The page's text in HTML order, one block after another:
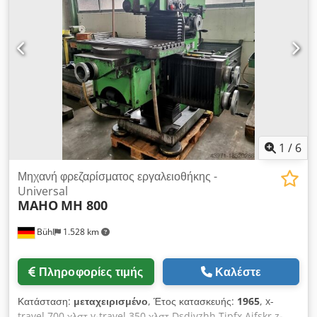
περίπου: 45° δεξιά / αριστερά Τροφοδοσία: X/Y: 12,5 - 830 +
Z: 5,2 - 260 mm/min Ταχεία τραβέρσα: X/Y: 2500 και Z: 1040
mm/min. Συνολική απαίτηση ισχύος: 10 kW Βάρος μηχανής
περίπου: 2000 kg Διαστάσεις μηχανής περίπου ΜxΠxΥ: 2,2 x
1,8 x 1,7 m Εξοπλισμός: 2x ρουλεμάν πάγκου Ø 55mm
Συσκευή ψύξης: αντλία και παροχή Λειτουργία μέσω
συστήματος μέτρησης 3 κατευθύνσεων ACU-Ride και πίνακα
ελέγχου πόδια μηχανής *
1 / 6
Bühl 1.528 km
Μηχανή φρεζαρίσματος εργαλειοθήκης -
Universal
MAHO MH 800
Πληροφορίες τιμής Καλέστε
Κατάσταση: μεταχειρισμένο, Έτος κατασκευής: 1965, x-